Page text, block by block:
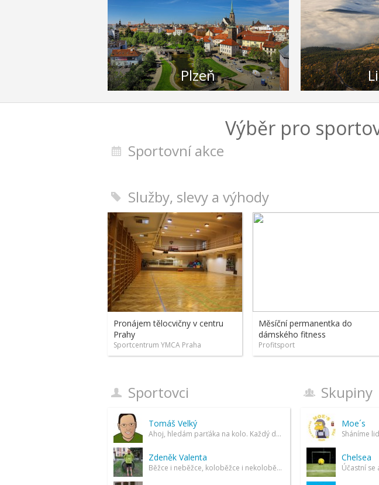
Plzeň
Výběr pro
Sportovní akce
Služby, slevy a výhody
Pronájem tělocvičny v centru
Prahy
Sportcentrum YMCA Praha
Měsíční permanentka do
dámského fitness
Profitsport
Sportovci
Tomáš Velký
Ahoj, hledám parťáka na kolo. Každý den mezi 16-17 vyrážím okolo Plzně. Chceš se přidat?
Zdeněk Valenta
Běžce i neběžce, koloběžce i nekoloběžce, prostě přátele, kteří se rádi hýbou a podnikají společné…
Skupiny
Moe´s
Chelsea